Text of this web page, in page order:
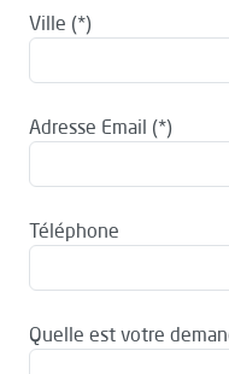
Ville
Adresse Email
Téléphone
Quelle est votre